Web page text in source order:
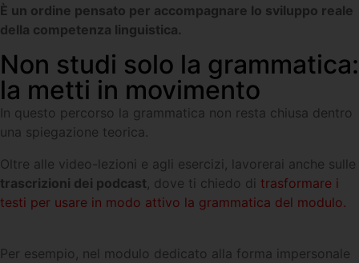
È un ordine pensato per accompagnare lo sviluppo reale
della competenza linguistica.
Non studi solo la grammatica:
la metti in movimento
In questo percorso la grammatica non resta chiusa dentro
una spiegazione teorica.
Oltre alle video-lezioni e agli esercizi, lavorerai anche sulle
trascrizioni dei podcast , dove ti chiedo di trasformare i
testi per usare in modo attivo la grammatica del modulo.
Per esempio, nel modulo dedicato alla forma impersonale